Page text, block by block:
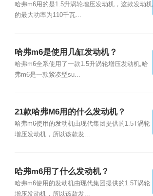
哈弗m6用的是1.5升涡轮增压发动机，这款发动机
的最大功率为110千瓦...
哈弗m6是使用几缸发动机？
哈弗m6全系使用了一款1.5升涡轮增压发动机,哈
弗m6是一款紧凑型su...
21款哈弗M6用的什么发动机？
哈弗m6使用的发动机由现代集团提供的1.5T涡轮
增压发动机，所以该款发...
哈弗m6用了什么发动机？
哈弗m6使用的发动机由现代集团提供的1.5T涡轮
增压发动机，所以该款发...